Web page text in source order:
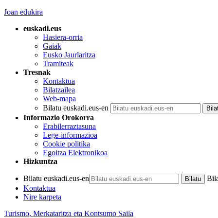
Joan edukira
euskadi.eus
Hasiera-orria
Gaiak
Eusko Jaurlaritza
Tramiteak
Tresnak
Kontaktua
Bilatzailea
Web-mapa
Bilatu euskadi.eus-en
Informazio Orokorra
Erabilerraztasuna
Lege-informazioa
Cookie politika
Egoitza Elektronikoa
Hizkuntza
Bilatu euskadi.eus-en
Kontaktua
Nire karpeta
Turismo, Merkataritza eta Kontsumo Saila